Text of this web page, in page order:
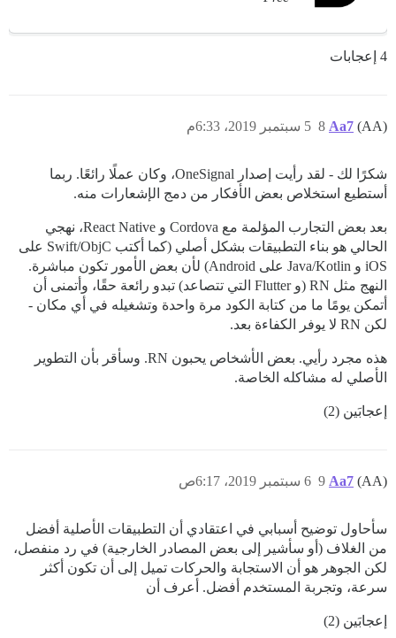
4 إعجابات
Aa7 (AA) 5 سبتمبر 2019، 6:33م 8
شكرًا لك - لقد رأيت إصدار OneSignal، وكان عملًا رائعًا. ربما
أستطيع استخلاص بعض الأفكار من دمج الإشعارات منه.
بعد بعض التجارب المؤلمة مع Cordova و React Native، نهجي
الحالي هو بناء التطبيقات بشكل أصلي (كما أكتب Swift/ObjC على
iOS و Java/Kotlin على Android) لأن بعض الأمور تكون مباشرة.
النهج مثل RN (و Flutter التي تتصاعد) تبدو رائعة حقًا، وأتمنى أن
أتمكن يومًا ما من كتابة الكود مرة واحدة وتشغيله في أي مكان -
لكن RN لا يوفر الكفاءة بعد.
هذه مجرد رأيي. بعض الأشخاص يحبون RN. وسأقر بأن التطوير
الأصلي له مشاكله الخاصة.
إعجابَين (2)
Aa7 (AA) 6 سبتمبر 2019، 6:17ص 9
سأحاول توضيح أسبابي في اعتقادي أن التطبيقات الأصلية أفضل
من الغلاف (أو سأشير إلى بعض المصادر الخارجية) في رد منفصل،
لكن الجوهر هو أن الاستجابة والحركات تميل إلى أن تكون أكثر
سرعة، وتجربة المستخدم أفضل. أعرف أن
إعجابَين (2)